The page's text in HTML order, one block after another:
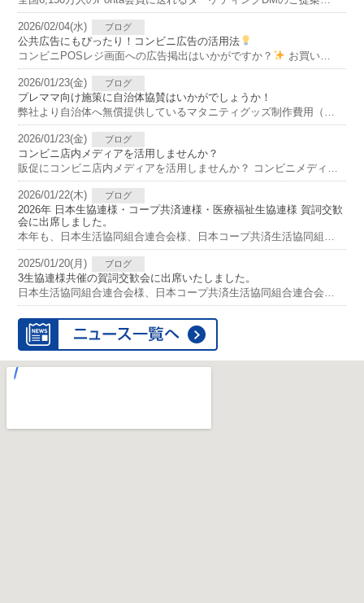
2026/02/04(水) ブログ
公共広告にもぴったり！コンビニ広告の活用法
コンビニPOSレジ画面への広告掲出はいかがですか？
お買い物をするお客さまの目に触れられる機会が多く、 レジに並んでいる方にも効果的に訴求できるので、高い広告効果が期待できます
2026/01/23(金) ブログ
プレママ向け施策に自治体協賛はいかがでしょうか！
2026/01/23(金) ブログ
コンビニ店内メディアを活用しませんか？
2026/01/22(木) ブログ
2026年 日本生協連様・コープ共済連様・医療福祉生協連様 賀詞交歓
会に出席しました。
2025/01/20(月) ブログ
3生協連様共催の賀詞交歓会に出席いたしました。